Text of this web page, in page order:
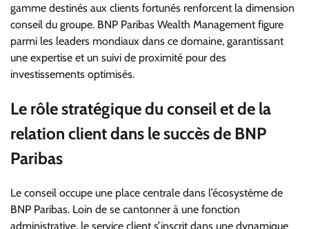
gamme destinés aux clients fortunés renforcent la dimension
conseil du groupe. BNP Paribas Wealth Management figure
parmi les leaders mondiaux dans ce domaine, garantissant
une expertise et un suivi de proximité pour des
investissements optimisés.
Le rôle stratégique du conseil et de la
relation client dans le succès de BNP
Paribas
Le conseil occupe une place centrale dans l’écosystème de
BNP Paribas. Loin de se cantonner à une fonction
administrative, le service client s’inscrit dans une dynamique